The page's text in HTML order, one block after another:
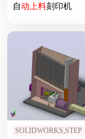
自动上料刻印机
SOLIDWORKS,STEP